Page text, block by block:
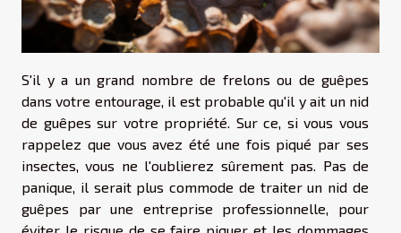
S'il y a un grand nombre de frelons ou de guêpes
dans votre entourage, il est probable qu'il y ait un nid
de guêpes sur votre propriété. Sur ce, si vous vous
rappelez que vous avez été une fois piqué par ses
insectes, vous ne l'oublierez sûrement pas. Pas de
panique, il serait plus commode de traiter un nid de
guêpes par une entreprise professionnelle, pour